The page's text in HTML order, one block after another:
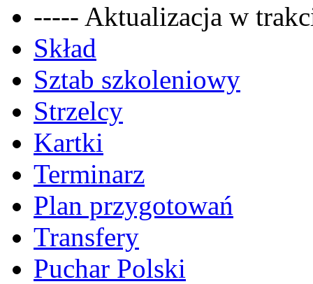
----- Aktualizacja w
Skład
Sztab szkoleniowy
Strzelcy
Kartki
Terminarz
Plan przygotowań
Transfery
Puchar Polski